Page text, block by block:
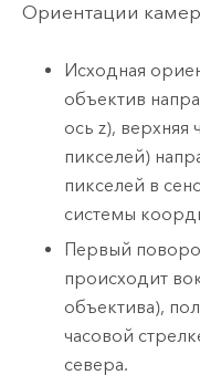
Ориентации
Исходная
объектив
ось z), верхняя
пикселей)
пикселей в
системы
Первый
происходит
объектива),
часовой
севера.